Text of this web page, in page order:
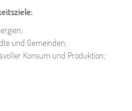
und Gemeinden;
Konsum und Produktion;